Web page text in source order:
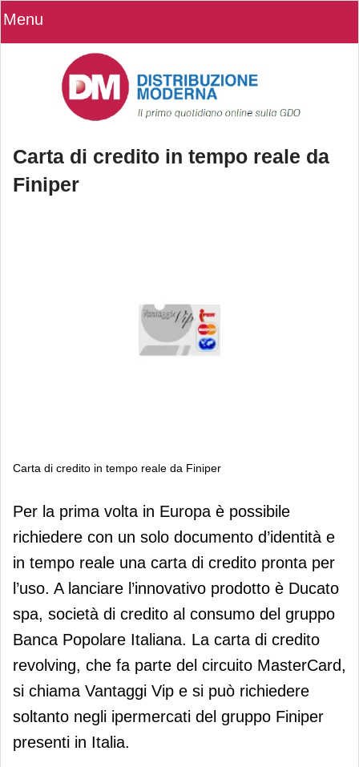
Menu
Carta di credito in tempo reale da
Finiper
Carta di credito in tempo reale da Finiper
Carta di credito in tempo reale da
Finiper
Per la prima volta in Europa è possibile
richiedere con un solo documento d’identità e
in tempo reale una carta di credito pronta per
l’uso. A lanciare l’innovativo prodotto è Ducato
spa, società di credito al consumo del gruppo
Banca Popolare Italiana. La carta di credito
revolving, che fa parte del circuito MasterCard,
si chiama Vantaggi Vip e si può richiedere
soltanto negli ipermercati del gruppo Finiper
presenti in Italia.